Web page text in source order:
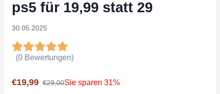
ps5 für 19,99 statt 29
30.05.2025
(0 Bewertungen)
€19,99 €29,00Sie sparen 31%